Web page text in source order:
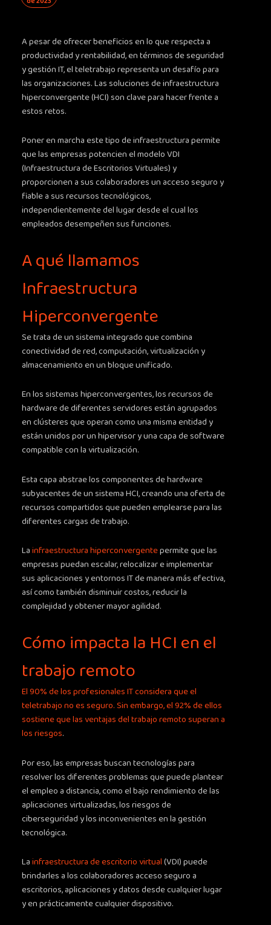
A pesar de ofrecer beneficios en lo que respecta a
productividad y rentabilidad, en términos de seguridad
y gestión IT, el teletrabajo representa un desafío para
las organizaciones. Las soluciones de infraestructura
hiperconvergente (HCI) son clave para hacer frente a
estos retos.
Poner en marcha este tipo de infraestructura permite
que las empresas potencien el modelo VDI
(Infraestructura de Escritorios Virtuales) y
proporcionen a sus colaboradores un acceso seguro y
fiable a sus recursos tecnológicos,
independientemente del lugar desde el cual los
empleados desempeñen sus funciones.
A qué llamamos
Infraestructura
Hiperconvergente
Se trata de un sistema integrado que combina
conectividad de red, computación, virtualización y
almacenamiento en un bloque unificado.
En los sistemas hiperconvergentes, los recursos de
hardware de diferentes servidores están agrupados
en clústeres que operan como una misma entidad y
están unidos por un hipervisor y una capa de software
compatible con la virtualización.
Esta capa abstrae los componentes de hardware
subyacentes de un sistema HCI, creando una oferta de
recursos compartidos que pueden emplearse para las
diferentes cargas de trabajo.
Lainfraestructura hiperconvergentepermite que las
empresas puedan escalar, relocalizar e implementar
sus aplicaciones y entornos IT de manera más efectiva,
así como también disminuir costos, reducir la
complejidad y obtener mayor agilidad.
Cómo impacta la HCI en el
trabajo remoto
El 90% de los profesionales IT considera que el
teletrabajo no es seguro. Sin embargo, el 92% de ellos
sostiene que las ventajas del trabajo remoto superan a
los riesgos.
Por eso, las empresas buscan tecnologías para
resolver los diferentes problemas que puede plantear
el empleo a distancia, como el bajo rendimiento de las
aplicaciones virtualizadas, los riesgos de
ciberseguridad y los inconvenientes en la gestión
tecnológica.
Lainfraestructura de escritorio virtual(VDI) puede
brindarles a los colaboradores acceso seguro a
escritorios, aplicaciones y datos desde cualquier lugar
y en prácticamente cualquier dispositivo.